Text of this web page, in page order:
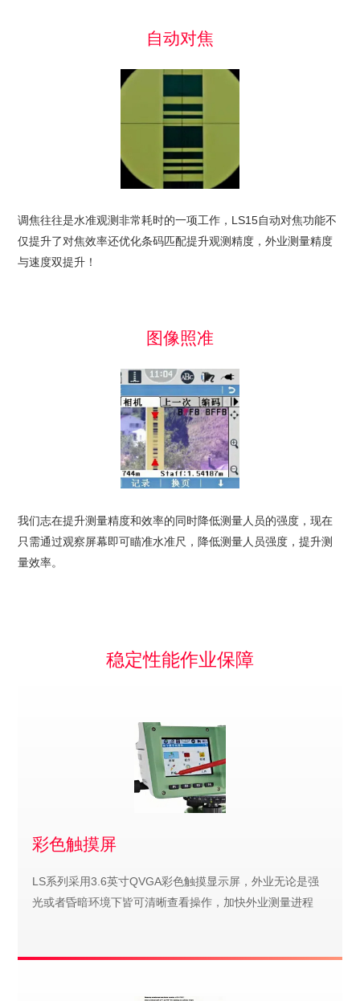
自动对焦
调焦往往是水准观测非常耗时的一项工作，LS15自动对焦功能不
仅提升了对焦效率还优化条码匹配提升观测精度，外业测量精度
与速度双提升！
图像照准
我们志在提升测量精度和效率的同时降低测量人员的强度，现在
只需通过观察屏幕即可瞄准水准尺，降低测量人员强度，提升测
量效率。
稳定性能作业保障
彩色触摸屏
LS系列采用3.6英寸QVGA彩色触摸显示屏，外业无论是强
光或者昏暗环境下皆可清晰查看操作，加快外业测量进程